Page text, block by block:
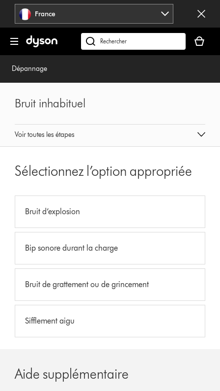
Sauter
pages
France
Rechercher
des
panier
est
Dépannage
Voir toutes les étapes
Bruit inhabituel
Sélectionnez l’option appropriée
Bruit d’explosion
Bip sonore durant la charge
Bruit de grattement ou de grincement
Sifflement aigu
Aide supplémentaire